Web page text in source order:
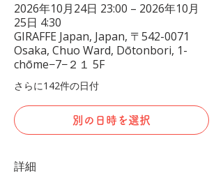
2026年10月24日 23:00 – 2026年10月
25日 4:30
GIRAFFE Japan, Japan, 〒542-0071
Osaka, Chuo Ward, Dōtonbori, 1-
chōme−7−２１ 5F
さらに142件の日付
別の日時を選択
詳細